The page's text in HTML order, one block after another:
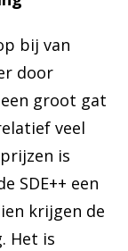
bij van
door
groot gat
veel
is
SDE++ een
krijgen de
Het is